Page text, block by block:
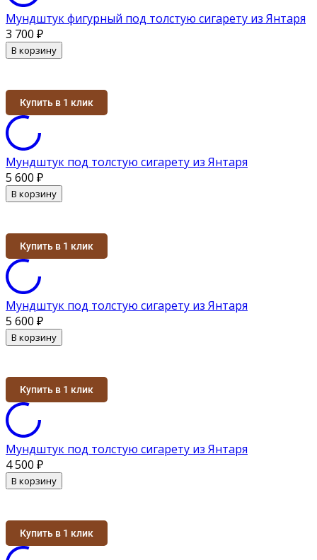
Мундштук фигурный под толстую сигарету из Янтаря
3 700 ₽
В корзину
Купить в 1 клик
Мундштук под толстую сигарету из Янтаря
5 600 ₽
В корзину
Купить в 1 клик
Мундштук под толстую сигарету из Янтаря
5 600 ₽
В корзину
Купить в 1 клик
Мундштук под толстую сигарету из Янтаря
4 500 ₽
В корзину
Купить в 1 клик